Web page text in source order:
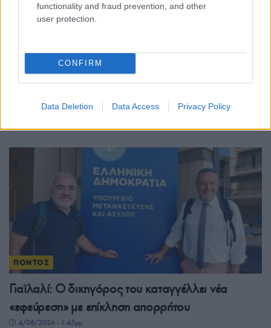
functionality and fraud prevention, and other
user protection.
CONFIRM
Data Deletion Data Access Privacy Policy
Ματσούκα Πόντου: Η χαμένη εκκλησία των
Ταξιαρχών και το μυστήριο της Παναγίας
4/08/2026 - 8:17μμ
ΠΟΝΤΟΣ
Γιαϊλαλί: Ο δικηγόρος του καταγγέλλει νέα
«εφεύρεση» με επίκληση απορρήτου
4/08/2026 - 1:45μμ